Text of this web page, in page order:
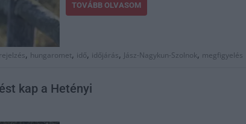
TOVÁBB OLVASOM
, hungaromet, idő, időjárás, Jász-Nagykun-Szolnok, megfigyelés
kap a Hetényi